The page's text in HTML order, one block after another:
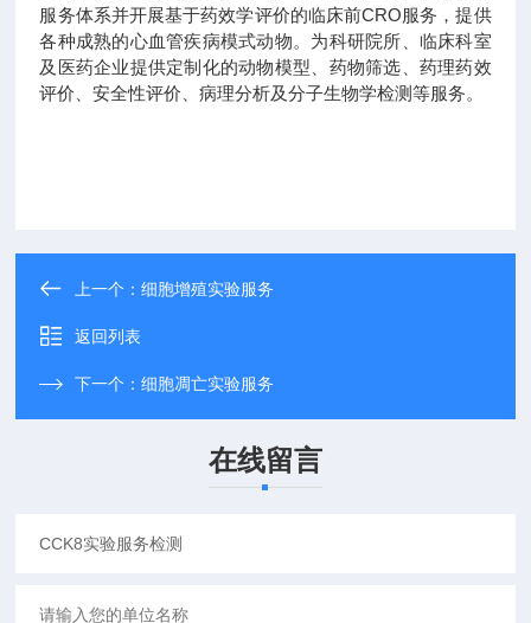
服务体系并开展基于药效学评价的临床前CRO服务，提供
各种成熟的心血管疾病模式动物。为科研院所、临床科室
及医药企业提供定制化的动物模型、药物筛选、药理药效
评价、安全性评价、病理分析及分子生物学检测等服务。
上一个：细胞增殖实验服务
返回列表
下一个：细胞凋亡实验服务
在线留言